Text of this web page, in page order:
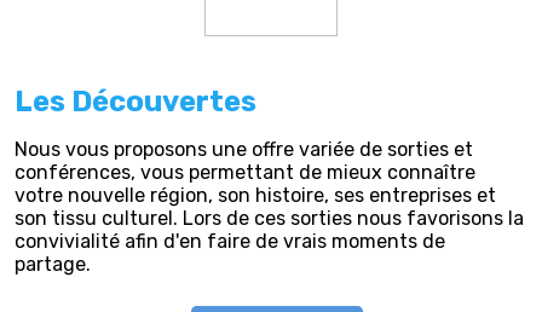
Les Découvertes
Nous vous proposons une offre variée de sorties et
conférences, vous permettant de mieux connaître
votre nouvelle région, son histoire, ses entreprises et
son tissu culturel. Lors de ces sorties nous favorisons la
convivialité afin d'en faire de vrais moments de
partage.